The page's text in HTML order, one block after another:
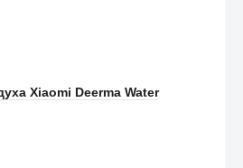
Xiaomi Deerma Water